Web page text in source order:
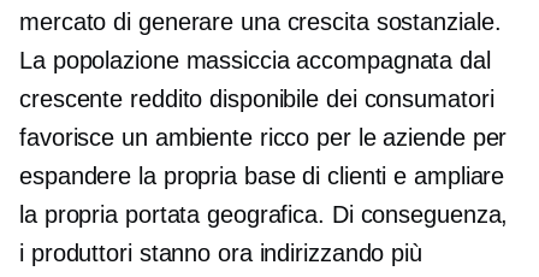
mercato di generare una crescita sostanziale.
La popolazione massiccia accompagnata dal
crescente reddito disponibile dei consumatori
favorisce un ambiente ricco per le aziende per
espandere la propria base di clienti e ampliare
la propria portata geografica. Di conseguenza,
i produttori stanno ora indirizzando più